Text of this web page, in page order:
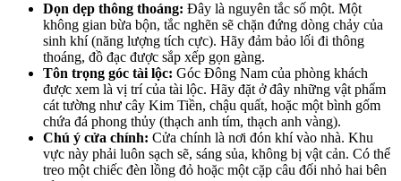
Dọn dẹp thông thoáng: Đây là nguyên tắc số một. Một
không gian bừa bộn, tắc nghẽn sẽ chặn đứng dòng chảy của
sinh khí (năng lượng tích cực). Hãy đảm bảo lối đi thông
thoáng, đồ đạc được sắp xếp gọn gàng.
Tôn trọng góc tài lộc: Góc Đông Nam của phòng khách
được xem là vị trí của tài lộc. Hãy đặt ở đây những vật phẩm
cát tường như cây Kim Tiền, chậu quất, hoặc một bình gốm
chứa đá phong thủy (thạch anh tím, thạch anh vàng).
Chú ý cửa chính: Cửa chính là nơi đón khí vào nhà. Khu
vực này phải luôn sạch sẽ, sáng sủa, không bị vật cản. Có thể
treo một chiếc đèn lồng đỏ hoặc một cặp câu đối nhỏ hai bên